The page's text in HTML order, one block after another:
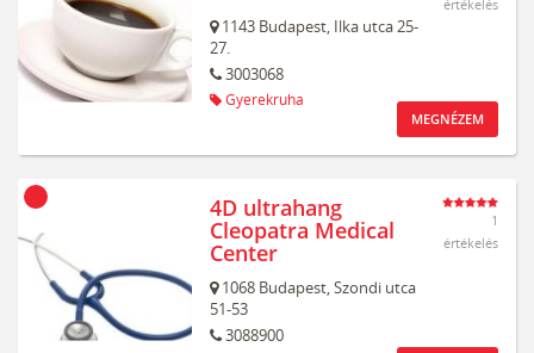
1143 Budapest, Ilka utca 25-
27.
3003068
Gyerekruha
értékelés
MEGNÉZEM
4D ultrahang
Cleopatra Medical
Center
1068 Budapest,Szondi utca
51-53
3088900
1
értékelés